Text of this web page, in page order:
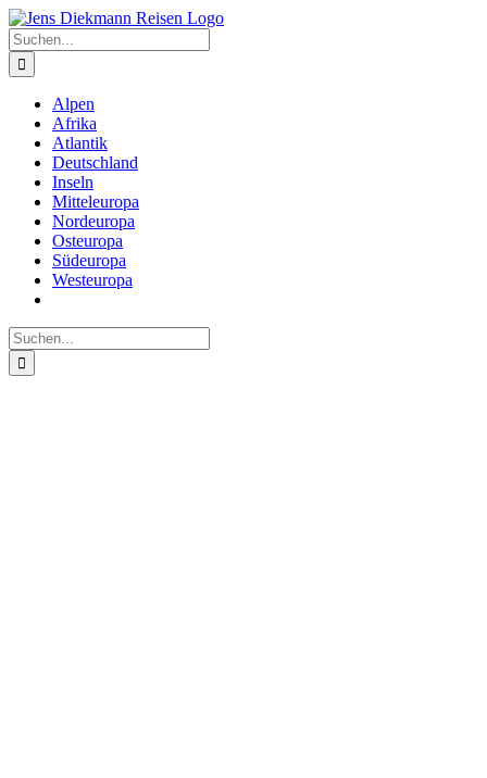
Zum
Inhalt
springen
Suche
nach:
Alpen
Afrika
Atlantik
Deutschland
Inseln
Mitteleuropa
Nordeuropa
Osteuropa
Südeuropa
Westeuropa
Suche
nach: